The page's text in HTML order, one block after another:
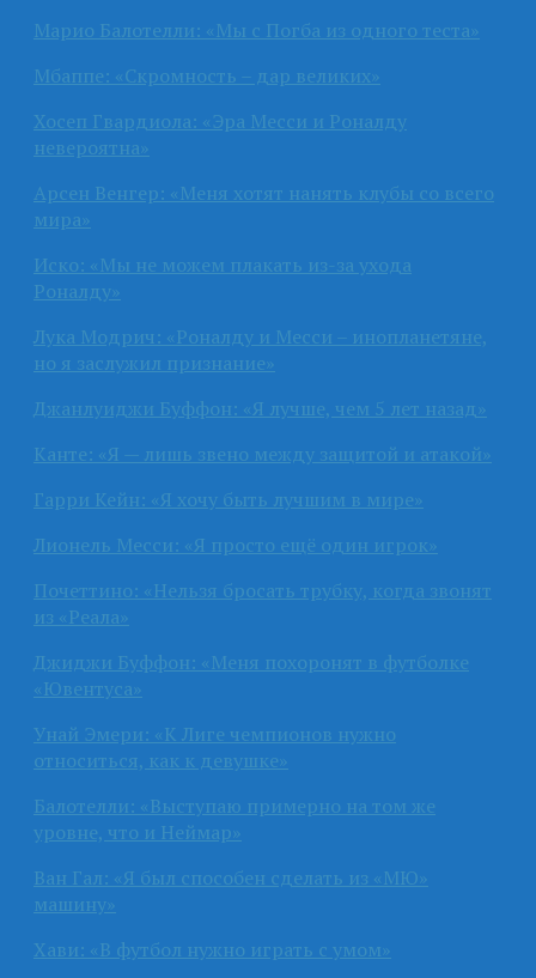
Марио Балотелли: «Мы с Погба из одного теста»
Мбаппе: «Скромность – дар великих»
Хосеп Гвардиола: «Эра Месси и Роналду
невероятна»
Арсен Венгер: «Меня хотят нанять клубы со всего
мира»
Иско: «Мы не можем плакать из-за ухода
Роналду»
Лука Модрич: «Роналду и Месси – инопланетяне,
но я заслужил признание»
Джанлуиджи Буффон: «Я лучше, чем 5 лет назад»
Канте: «Я — лишь звено между защитой и атакой»
Гарри Кейн: «Я хочу быть лучшим в мире»
Лионель Месси: «Я просто ещё один игрок»
Почеттино: «Нельзя бросать трубку, когда звонят
из «Реала»
Джиджи Буффон: «Меня похоронят в футболке
«Ювентуса»
Унай Эмери: «К Лиге чемпионов нужно
относиться, как к девушке»
Балотелли: «Выступаю примерно на том же
уровне, что и Неймар»
Ван Гал: «Я был способен сделать из «МЮ»
машину»
Хави: «В футбол нужно играть с умом»